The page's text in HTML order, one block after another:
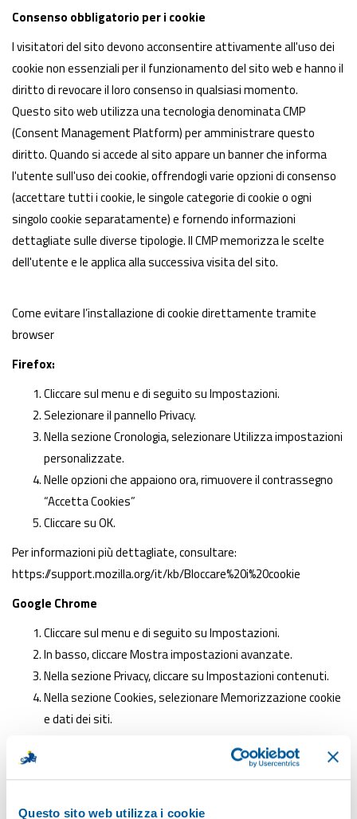
Questo sito web utilizza i cookie
Consenso obbligatorio per i cookie
I visitatori del sito devono acconsentire attivamente all'uso dei
cookie non essenziali per il funzionamento del sito web e hanno il
diritto di revocare il loro consenso in qualsiasi momento.
Questo sito web utilizza una tecnologia denominata CMP
(Consent Management Platform) per amministrare questo
diritto. Quando si accede al sito appare un banner che informa
l'utente sull'uso dei cookie, offrendogli varie opzioni di consenso
(accettare tutti i cookie, le singole categorie di cookie o ogni
singolo cookie separatamente) e fornendo informazioni
dettagliate sulle diverse tipologie. Il CMP memorizza le scelte
dell'utente e le applica alla successiva visita del sito.
Come evitare l’installazione di cookie direttamente tramite
browser
Firefox:
Cliccare sul menu e di seguito su Impostazioni.
Selezionare il pannello Privacy.
Nella sezione Cronologia, selezionare Utilizza impostazioni
personalizzate.
Nelle opzioni che appaiono ora, rimuovere il contrassegno
“Accetta Cookies”
Cliccare su OK.
Per informazioni più dettagliate, consultare:
https://support.mozilla.org/it/kb/Bloccare%20i%20cookie
Google Chrome
Cliccare sul menu e di seguito su Impostazioni.
In basso, cliccare Mostra impostazioni avanzate.
Nella sezione Privacy, cliccare su Impostazioni contenuti.
Nella sezione Cookies, selezionare Memorizzazione cookie
e dati dei siti.
Per informazioni più dettagliate, consultare: